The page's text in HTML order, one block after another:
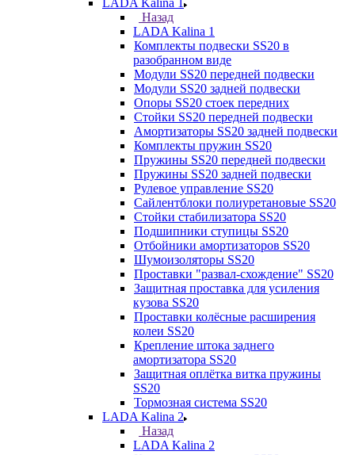
LADA Kalina 1
Назад
LADA Kalina 1
Комплекты подвески SS20 в
разобранном виде
Модули SS20 передней подвески
Модули SS20 задней подвески
Опоры SS20 стоек передних
Стойки SS20 передней подвески
Амортизаторы SS20 задней подвески
Комплекты пружин SS20
Пружины SS20 передней подвески
Пружины SS20 задней подвески
Рулевое управление SS20
Сайлентблоки полиуретановые SS20
Стойки стабилизатора SS20
Подшипники ступицы SS20
Отбойники амортизаторов SS20
Шумоизоляторы SS20
Проставки "развал-схождение" SS20
Защитная проставка для усиления
кузова SS20
Проставки колёсные расширения
колеи SS20
Крепление штока заднего
амортизатора SS20
Защитная оплётка витка пружины
SS20
Тормозная система SS20
LADA Kalina 2
Назад
LADA Kalina 2